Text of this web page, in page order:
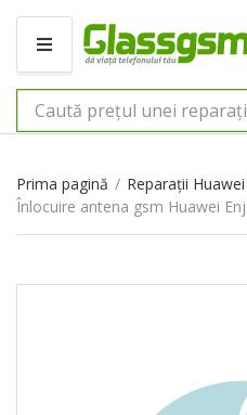
M
N
I
Prima pagină / Reparații Huawei
Înlocuire antena gsm Huawei